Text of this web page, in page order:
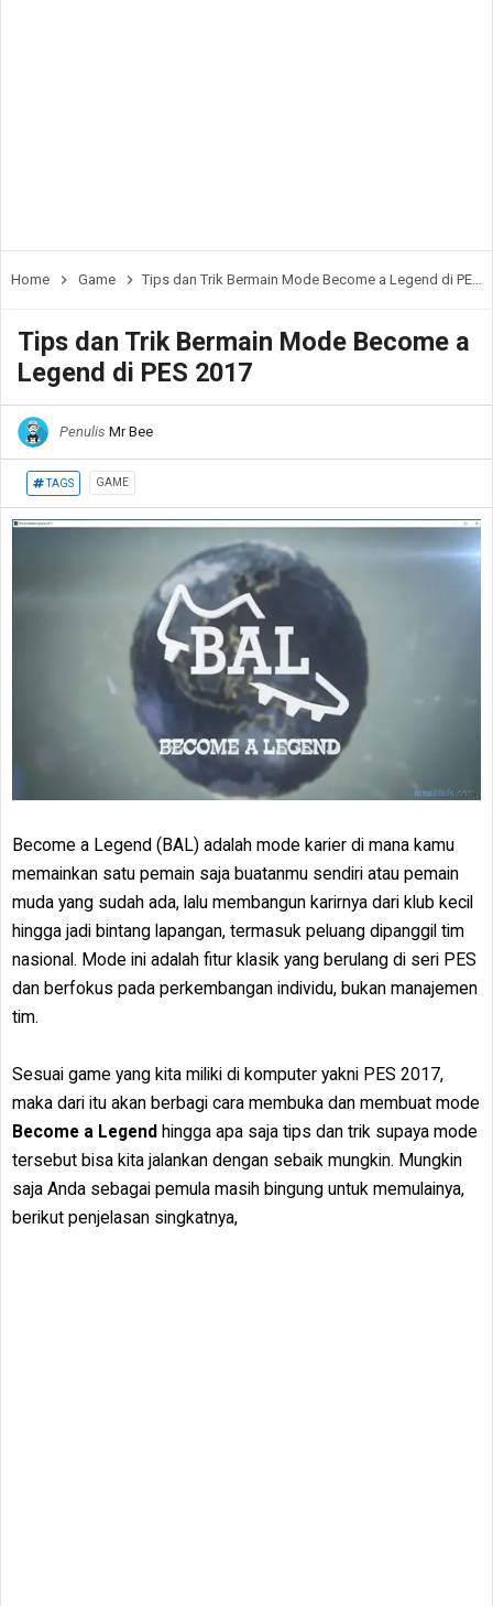
Home Game Tips dan Trik Bermain Mode Become a Legend di PES 2017
Tips dan Trik Bermain Mode Become a
Legend di PES 2017
Penulis Mr Bee
TAGS GAME
Become a Legend (BAL) adalah mode karier di mana kamu
memainkan satu pemain saja buatanmu sendiri atau pemain
muda yang sudah ada, lalu membangun karirnya dari klub kecil
hingga jadi bintang lapangan, termasuk peluang dipanggil tim
nasional. Mode ini adalah fitur klasik yang berulang di seri PES
dan berfokus pada perkembangan individu, bukan manajemen
tim.
Sesuai game yang kita miliki di komputer yakni PES 2017,
maka dari itu akan berbagi cara membuka dan membuat mode
Become a Legend hingga apa saja tips dan trik supaya mode
tersebut bisa kita jalankan dengan sebaik mungkin. Mungkin
saja Anda sebagai pemula masih bingung untuk memulainya,
berikut penjelasan singkatnya,